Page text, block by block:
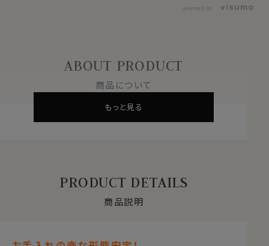
powered by
ABOUT PRODUCT
商品について
もっと見る
PRODUCT DETAILS
商品説明